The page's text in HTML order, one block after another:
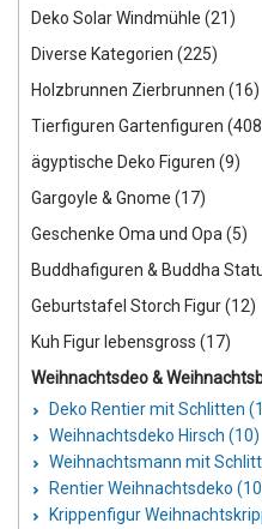
Deko Solar Windmühle (21)
Diverse Kategorien (225)
Holzbrunnen Zierbrunnen (16)
Tierfiguren Gartenfiguren
ägyptische Deko Figuren (9)
Gargoyle & Gnome (17)
Geschenke Oma und Opa (5)
Buddhafiguren & Buddha
Geburtstafel Storch Figur (12)
Kuh Figur lebensgross (17)
Weihnachtsdeo &
Deko Rentier mit Schlitten
Weihnachtsdeko Hirsch (10)
Weihnachtsmann mit
Rentier Weihnachtsdeko
Krippenfigur